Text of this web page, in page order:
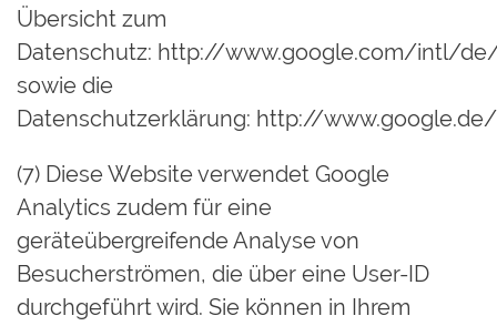
Übersicht zum
Datenschutz: http://www.google.com/intl/
sowie die
Datenschutzerklärung: http://
(7) Diese Website verwendet Google
Analytics zudem für eine
geräteübergreifende Analyse von
Besucherströmen, die über eine User-ID
durchgeführt wird. Sie können in Ihrem